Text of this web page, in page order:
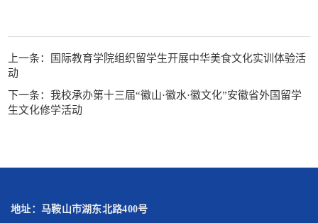
上一条：
国际教育学院组织留学生开展中华美食文化实训体验活
动
下一条：我校承办第十三届“徽山·徽水·徽文化”安徽省外国留学
生文化修学活动
地址：马鞍山市湖东北路400号